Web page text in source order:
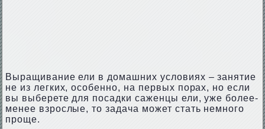
Выращивание ели в домашних условиях – занятие
не из легких, особенно, на первых порах, но если
вы выберете для посадки саженцы ели, уже более-
менее взрослые, то задача может стать немного
проще.